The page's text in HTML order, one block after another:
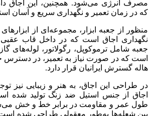
مصرف انرژی می‌شود. همچنین، این اجاق
که در زمان تعمیر و نگهداری سریع و آسان
منظور از جعبه ابزار، مجموعه‌ای از
نگهداری اجاق است که در داخل قاب عقبی
جعبه شامل ترموکوپل، رگولاتور، لوله‌های
است که در صورت نیاز به تعمیر، در
هاله گسترش ایرانیان قرار دارد.
در طراحی این اجاق، به هنر و زیبایی
اجاق از جنس استیل ضد زنگ تولید شده
طول عمر و مقاومت در برابر خط و خش
بین شعله‌ها به‌طور معقولی طراحی شده